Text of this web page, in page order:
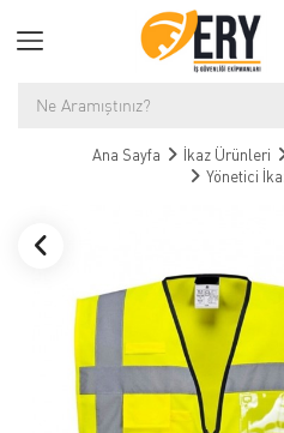
Ana Sayfa İkaz Ürünleri
Yönetici